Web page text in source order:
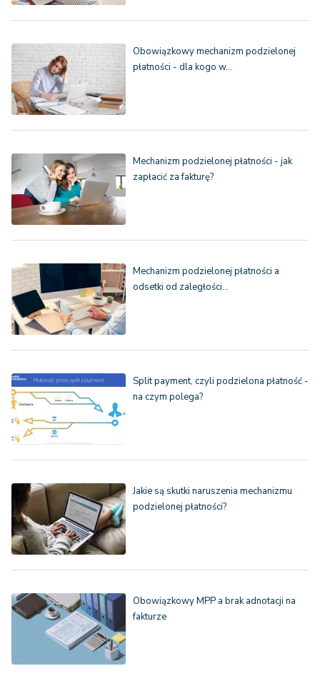
Obowiązkowy mechanizm podzielonej
płatności - dla kogo w…
Mechanizm podzielonej płatności - jak
zapłacić za fakturę?
Mechanizm podzielonej płatności a
odsetki od zaległości…
Split payment, czyli podzielona płatność -
na czym polega?
Jakie są skutki naruszenia mechanizmu
podzielonej płatności?
Obowiązkowy MPP a brak adnotacji na
fakturze